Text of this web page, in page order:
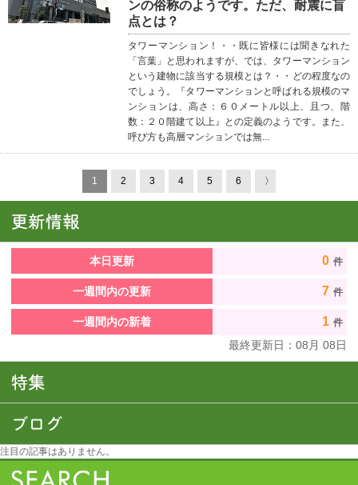
ンの俗称のようです。ただ、耐震に盲
点とは？
タワーマンション！・・既に皆様には聞きなれた
「言葉」と思われますが、では、タワーマンション
という建物に該当する規模とは？・・どの程度なの
でしょう。『タワーマンションと呼ばれる規模のマ
ンションは、高さ：６０メートル以上、且つ、階
数：２０階建て以上』との定義のようです。また、
呼び方も高層マンションでは無...
1 2 3 4 5 6 〉
本日更新 0 件
一週間内の更新 7 件
一週間内の新着 1 件
最終更新日： 08 月 08日
注目の記事はありません。